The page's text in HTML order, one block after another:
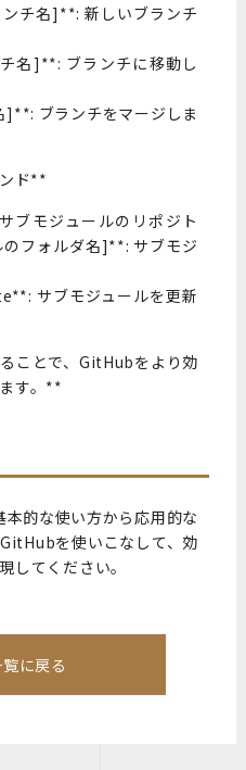
チ名]**: 新しいブランチ
名]**: ブランチに移動し
ブランチをマージしま
ド**
モジュールのリポジト
フォルダ名]**: サブモジ
サブモジュールを更新
ことで、GitHubをより効
す。**
的な使い方から応用的な
を使いこなして、効
してください。
に戻る